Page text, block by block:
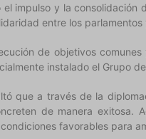
impulso y la
entre los
de objetivos
instalado el Grupo
que a través de la
de manera
favorables para